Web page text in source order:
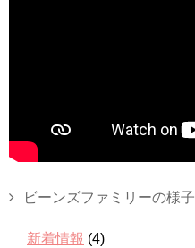
ビーンズファミリーの様子
新着情報 (4)